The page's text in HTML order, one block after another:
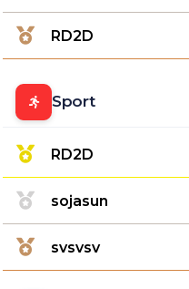
RD2D
Sport
RD2D
sojasun
svsvsv